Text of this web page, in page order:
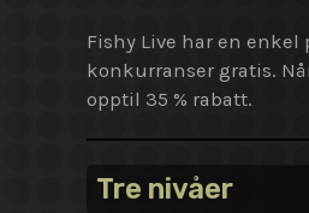
Fishy Live har en
konkurranser gratis.
opptil 35 % rabatt.
Tre nivåer